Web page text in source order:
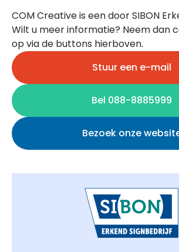
COM Creative is een door SIBON
Wilt u meer informatie? Neem dan
op via de buttons hierboven.
Stuur een e-mail
Bel 088-8885999
Bezoek onze